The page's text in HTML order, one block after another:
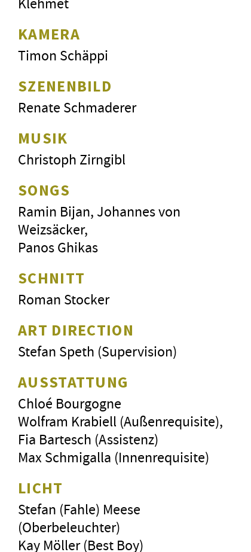
KAMERA
Timon Schäppi
SZENENBILD
Renate Schmaderer
MUSIK
Christoph Zirngibl
SONGS
Ramin Bijan, Johannes von
Weizsäcker,
Panos Ghikas
SCHNITT
Roman Stocker
ART DIRECTION
Stefan Speth (Supervision)
AUSSTATTUNG
Chloé Bourgogne
Wolfram Krabiell (Außenrequisite),
Fia Bartesch (Assistenz)
Max Schmigalla (Innenrequisite)
LICHT
Stefan (Fahle) Meese
(Oberbeleuchter)
Kay Möller (Best Boy)